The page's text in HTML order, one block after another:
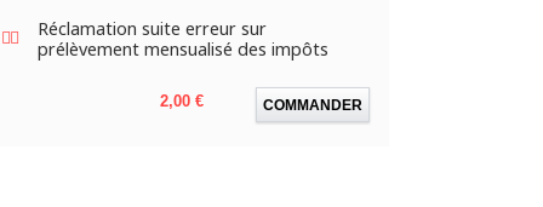
Réclamation suite erreur sur
prélèvement mensualisé des impôts
Prix
2,00 € COMMANDER